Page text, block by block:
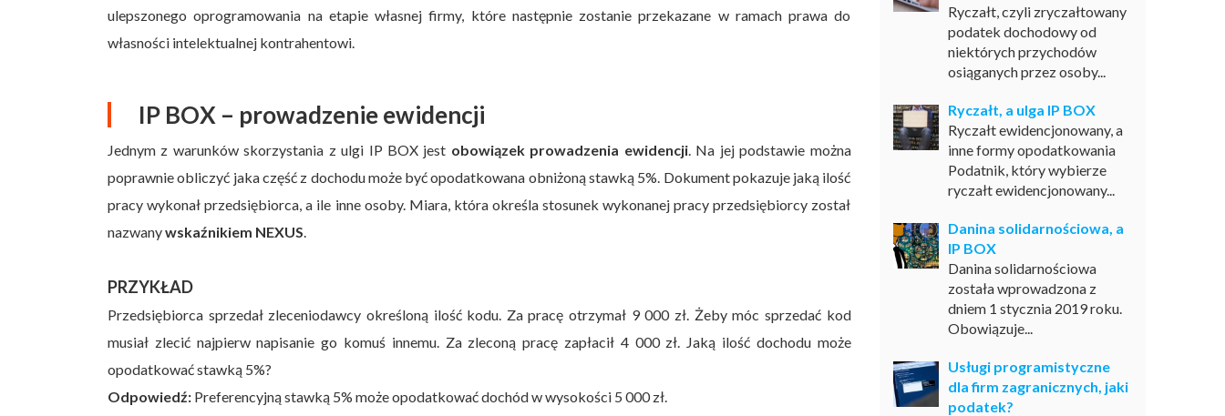
ulepszonego oprogramowania na etapie własnej firmy, które następnie zostanie przekazane w ramach prawa do
własności intelektualnej kontrahentowi.
IP BOX – prowadzenie ewidencji
Jednym z warunków skorzystania z ulgi IP BOX jest obowiązek prowadzenia ewidencji. Na jej podstawie można
poprawnie obliczyć jaka część z dochodu może być opodatkowana obniżoną stawką 5%. Dokument pokazuje jaką ilość
pracy wykonał przedsiębiorca, a ile inne osoby. Miara, która określa stosunek wykonanej pracy przedsiębiorcy został
nazwanywskaźnikiem NEXUS.
PRZYKŁAD
Przedsiębiorca sprzedał zleceniodawcy określoną ilość kodu. Za pracę otrzymał 9 000 zł. Żeby móc sprzedać kod
musiał zlecić najpierw napisanie go komuś innemu. Za zleconą pracę zapłacił 4 000 zł. Jaką ilość dochodu może
opodatkować stawką 5%?
Odpowiedź: Preferencyjną stawką 5% może opodatkować dochód w wysokości 5 000 zł.
Ryczałt, czyli zryczałtowany
podatek dochodowy od
niektórych przychodów
osiąganych przez osoby...
Ryczałt, a ulga IP BOX
Ryczałt ewidencjonowany, a
inne formy opodatkowania
Podatnik, który wybierze
ryczałt ewidencjonowany...
Danina solidarnościowa, a
IP BOX
Danina solidarnościowa
została wprowadzona z
dniem 1 stycznia 2019 roku.
Obowiązuje...
Usługi programistyczne
dla firm zagranicznych, jaki
podatek?